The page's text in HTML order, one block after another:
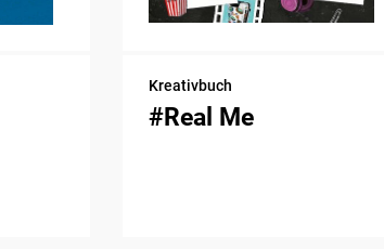
Kreativbuch
#Real Me